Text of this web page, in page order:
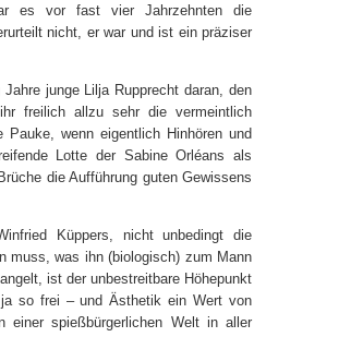
es vor fast vier Jahrzehnten die
nicht, er war und ist ein präziser
junge Lilja Rupprecht daran, den
freilich allzu sehr die vermeintlich
wenn eigentlich Hinhören und
Lotte der Sabine Orléans als
die Aufführung guten Gewissens
Küppers, nicht unbedingt die
muss, was ihn (biologisch) zum Mann
ist der unbestreitbare Höhepunkt
so frei – und Ästhetik ein Wert von
einer spießbürgerlichen Welt in aller